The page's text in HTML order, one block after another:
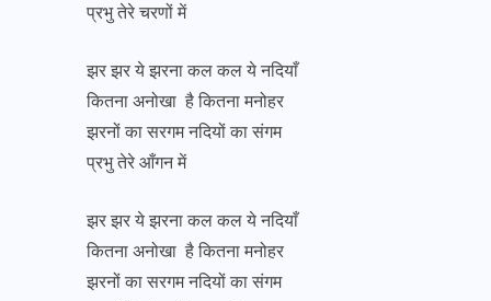
प्रभु तेरे चरणों में
झर झर ये झरना कल कल ये नदियाँ
कितना अनोखा है कितना मनोहर
झरनों का सरगम नदियों का संगम
प्रभु तेरे आँगन में
झर झर ये झरना कल कल ये नदियाँ
कितना अनोखा है कितना मनोहर
झरनों का सरगम नदियों का संगम